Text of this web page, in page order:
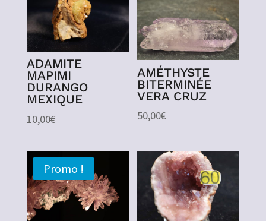
ADAMITE
MAPIMI
DURANGO
MEXIQUE
10,00€
AMÉTHYSTE
BITERMINÉE
VERA CRUZ
50,00€
Promo !